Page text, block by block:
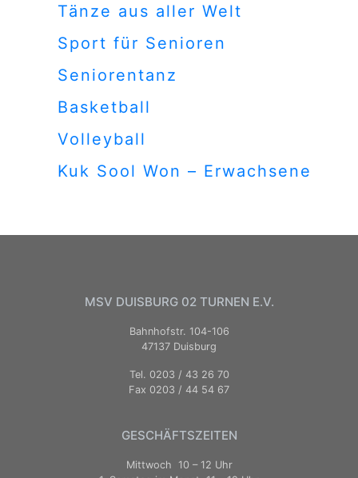
Tänze aus aller Welt
Sport für Senioren
Seniorentanz
Basketball
Volleyball
Kuk Sool Won – Erwachsene
MSV DUISBURG 02 TURNEN E.V.
Bahnhofstr. 104-106
47137 Duisburg
Tel. 0203 / 43 26 70
Fax 0203 / 44 54 67
GESCHÄFTSZEITEN
Mittwoch 10 – 12 Uhr